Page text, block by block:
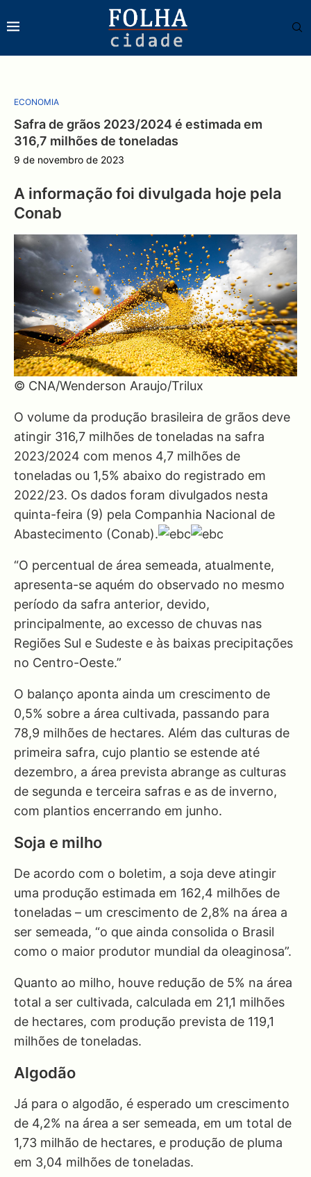
ECONOMIA
Safra de grãos 2023/2024 é estimada em
316,7 milhões de toneladas
9 de novembro de 2023
A informação foi divulgada hoje pela
Conab
© CNA/Wenderson Araujo/Trilux
O volume da produção brasileira de grãos deve
atingir 316,7 milhões de toneladas na safra
2023/2024 com menos 4,7 milhões de
toneladas ou 1,5% abaixo do registrado em
2022/23. Os dados foram divulgados nesta
quinta-feira (9) pela Companhia Nacional de
Abastecimento (Conab).
“O percentual de área semeada, atualmente,
apresenta-se aquém do observado no mesmo
período da safra anterior, devido,
principalmente, ao excesso de chuvas nas
Regiões Sul e Sudeste e às baixas precipitações
no Centro-Oeste.”
O balanço aponta ainda um crescimento de
0,5% sobre a área cultivada, passando para
78,9 milhões de hectares. Além das culturas de
primeira safra, cujo plantio se estende até
dezembro, a área prevista abrange as culturas
de segunda e terceira safras e as de inverno,
com plantios encerrando em junho.
Soja e milho
De acordo com o boletim, a soja deve atingir
uma produção estimada em 162,4 milhões de
toneladas – um crescimento de 2,8% na área a
ser semeada, “o que ainda consolida o Brasil
como o maior produtor mundial da oleaginosa”.
Quanto ao milho, houve redução de 5% na área
total a ser cultivada, calculada em 21,1 milhões
de hectares, com produção prevista de 119,1
milhões de toneladas.
Algodão
Já para o algodão, é esperado um crescimento
de 4,2% na área a ser semeada, em um total de
1,73 milhão de hectares, e produção de pluma
em 3,04 milhões de toneladas.